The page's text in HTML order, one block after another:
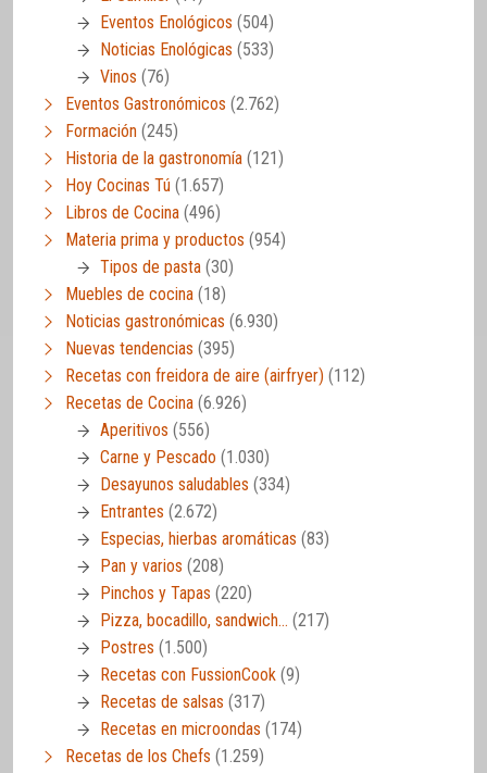
Eventos Enológicos (504)
Noticias Enológicas (533)
Vinos (76)
Eventos Gastronómicos (2.762)
Formación (245)
Historia de la gastronomía (121)
Hoy Cocinas Tú (1.657)
Libros de Cocina (496)
Materia prima y productos (954)
Tipos de pasta (30)
Muebles de cocina (18)
Noticias gastronómicas (6.930)
Nuevas tendencias (395)
Recetas con freidora de aire (airfryer) (112)
Recetas de Cocina (6.926)
Aperitivos (556)
Carne y Pescado (1.030)
Desayunos saludables (334)
Entrantes (2.672)
Especias, hierbas aromáticas (83)
Pan y varios (208)
Pinchos y Tapas (220)
Pizza, bocadillo, sandwich… (217)
Postres (1.500)
Recetas con FussionCook (9)
Recetas de salsas (317)
Recetas en microondas (174)
Recetas de los Chefs (1.259)